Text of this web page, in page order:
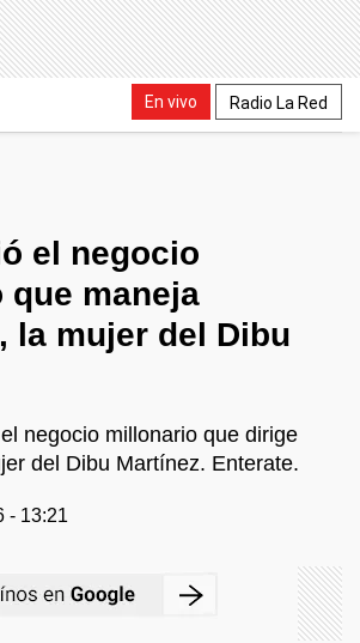
En vivo Radio La Red
el negocio
maneja
la mujer del Dibu
negocio millonario que dirige
del Dibu Martínez. Enterate.
- 13:21